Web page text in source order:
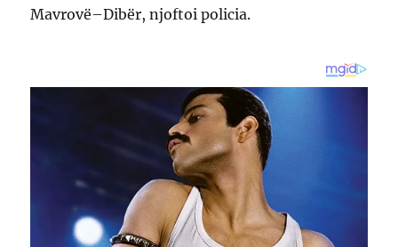
Mavrovë–Dibër, njoftoi policia.